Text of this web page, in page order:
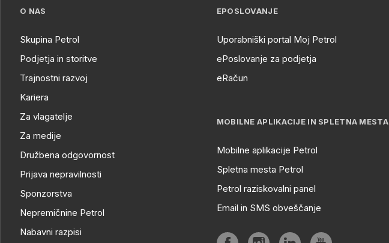
O NAS
Skupina Petrol
Podjetja in storitve
Trajnostni razvoj
Kariera
Za vlagatelje
Za medije
Družbena odgovornost
Prijava nepravilnosti
Sponzorstva
Nepremičnine Petrol
Nabavni razpisi
EPOSLOVANJE
Uporabniški portal Moj Petrol
ePoslovanje za podjetja
eRačun
MOBILNE APLIKACIJE IN SPLETNA MESTA
Mobilne aplikacije Petrol
Spletna mesta Petrol
Petrol raziskovalni panel
Email in SMS obveščanje